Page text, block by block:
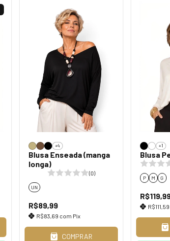
+4
Blusa Enseada (manga
longa)
(0)
UN
R$89,99
R$83,69 com Pix
COMPRAR
+1
Blusa
P M G
R$111,59